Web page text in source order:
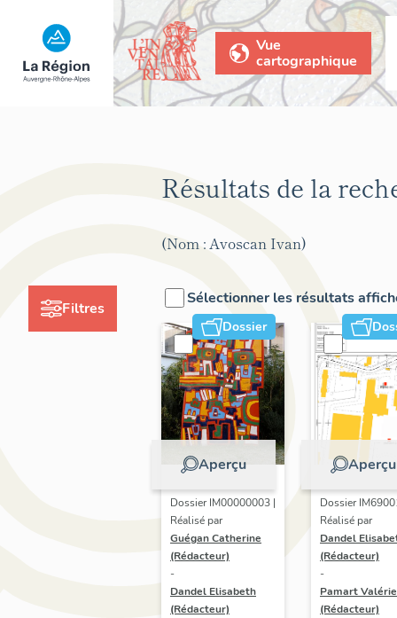
Vue
cartographique
Filtres
Résultats de la
(Nom : Avoscan Ivan)
Sélectionner les résultats
Dossier
Aperçu
Dossier IM00000003 |
Réalisé par
Guégan Catherine
(Rédacteur)
-
Dandel Elisabeth
(Rédacteur)
Aperçu
Dossier
Réalisé par
Dandel
(Rédacteur)
-
Pamart Valérie
(Rédacteur)